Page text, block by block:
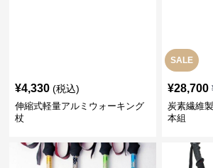
¥4,330 (税込)
伸縮式軽量アルミウォーキング
杖
SALE
¥28,700
炭素繊維
本組